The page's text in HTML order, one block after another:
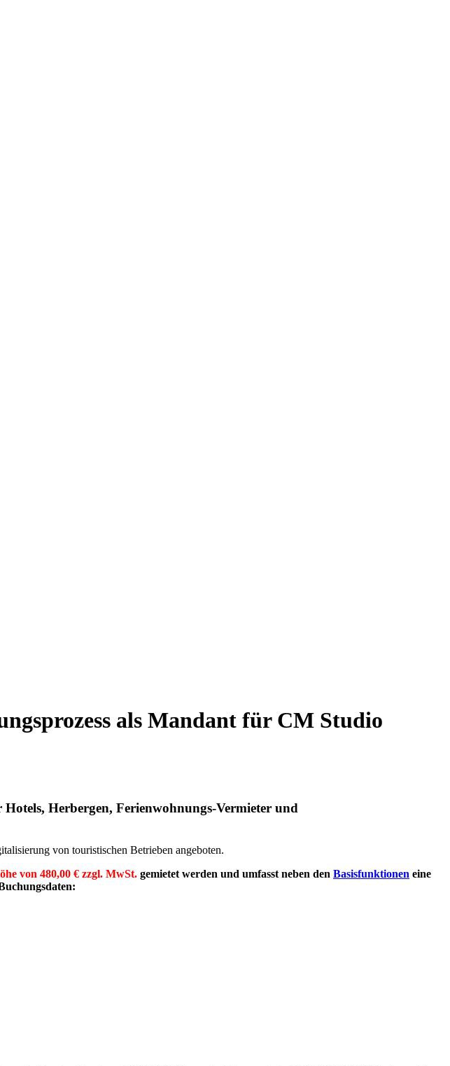
als Mandant für CM Studio
Herbergen, Ferienwohnungs-Vermieter und
von touristischen Betrieben angeboten.
von 480,00 € zzgl. MwSt. gemietet werden und umfasst neben den Basisfunktionen eine